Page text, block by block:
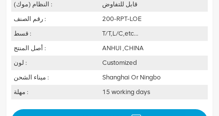
النظام (موك) :
قابل للتفاوض
رقم الصنف :
200-RPT-LOE
قسط :
T/T,L/C,etc...
أصل المنتج :
ANHUI ,CHINA
لون :
Customized
ميناء الشحن :
Shanghai Or Ningbo
مهلة :
15 working days